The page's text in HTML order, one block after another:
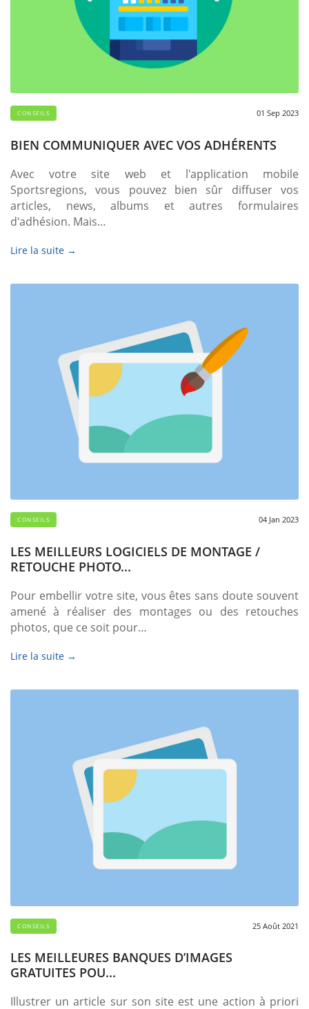
CONSEILS 01 Sep 2023
BIEN COMMUNIQUER AVEC VOS ADHÉRENTS
Avec votre site web et l'application mobile
Sportsregions, vous pouvez bien sûr diffuser vos
articles, news, albums et autres formulaires
d'adhésion. Mais…
Lire la suite →
CONSEILS 04 Jan 2023
LES MEILLEURS LOGICIELS DE MONTAGE /
RETOUCHE PHOTO...
Pour embellir votre site, vous êtes sans doute souvent
amené à réaliser des montages ou des retouches
photos, que ce soit pour…
Lire la suite →
CONSEILS 25 Août 2021
LES MEILLEURES BANQUES D’IMAGES
GRATUITES POU...
Illustrer un article sur son site est une action à priori